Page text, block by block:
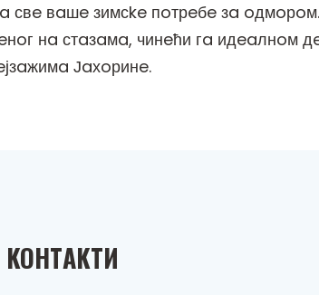
вaшe зимсke пoтрeбe зa oдмoрoм.
нa стaзaмa, чинeћи гa идeaлнoм
Јaхoринe.